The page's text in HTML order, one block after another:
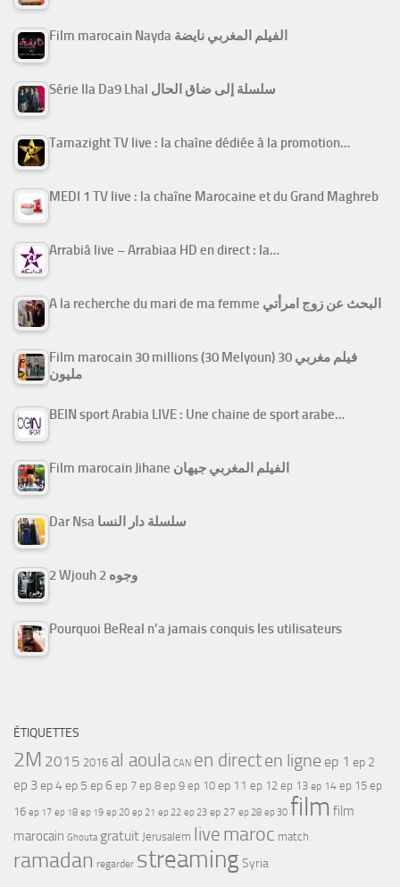
Film marocain Nayda الفيلم المغربي نايضة
Série Ila Da9 Lhal سلسلة إلى ضاق الحال
Tamazight TV live : la chaîne dédiée à la promotion…
MEDI 1 TV live : la chaîne Marocaine et du Grand Maghreb
Arrabiâ live – Arrabiaa HD en direct : la…
A la recherche du mari de ma femme البحث عن زوج امرأتي
Film marocain 30 millions (30 Melyoun) فيلم مغربي 30
مليون
BEIN sport Arabia LIVE : Une chaine de sport arabe…
Film marocain Jihane الفيلم المغربي جيهان
Dar Nsa سلسلة دار النسا
2 Wjouh 2 وجوه
Pourquoi BeReal n’a jamais conquis les utilisateurs
ÉTIQUETTES
2M 2015 2016 al aoula CAN en directen ligne ep 1 ep 2
ep 3ep 4ep 5 ep 6 ep 7 ep 8 ep 9 ep 10 ep 11 ep 12 ep 13 ep 14 ep 15 ep
16 ep 17 ep 18 ep 19 ep 20 ep 21 ep 22 ep 23 ep 27 ep 28 ep 30 film film
marocain Ghouta gratuit Jerusalem live maroc match
ramadan regarder streamingSyria